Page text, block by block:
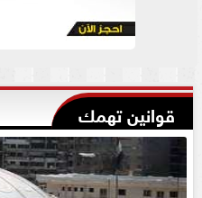
قوانين تهمك